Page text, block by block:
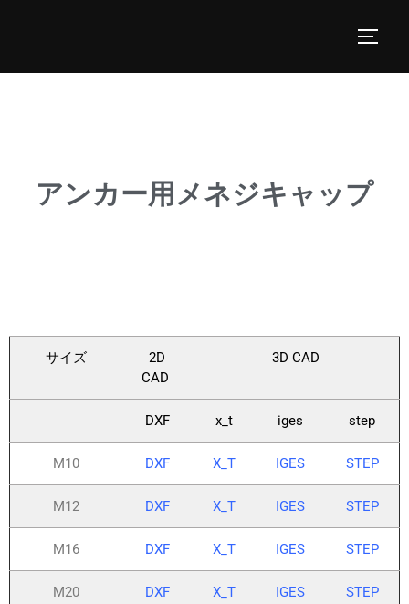
アンカー用メネジキャップ
サイズ
2D
CAD
3D CAD
DXF x_t iges step
M10 DXF X_T IGES STEP
M12 DXF X_T IGES STEP
M16 DXF X_T IGES STEP
M20 DXF X_T IGES STEP